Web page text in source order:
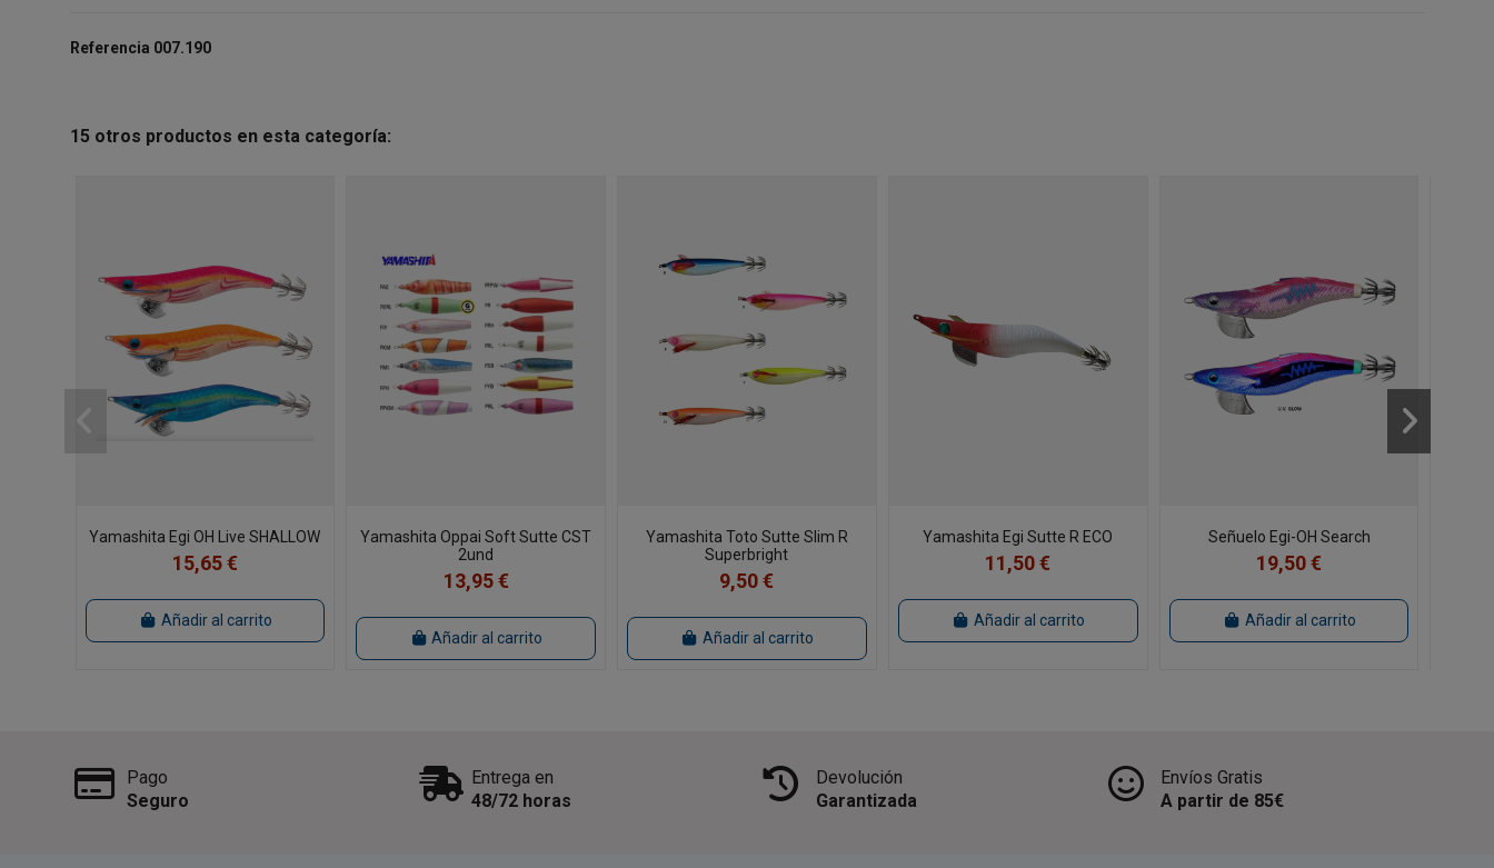
Referencia 007.190
15 otros productos en esta categoría:
Yamashita Egi OH Live SHALLOW
15,65 €
Añadir al carrito
Yamashita Oppai Soft Sutte CST
2und
13,95 €
Añadir al carrito
Yamashita Toto Sutte Slim R
Superbright
9,50 €
Añadir al carrito
Yamashita Egi Sutte R ECO
11,50 €
Añadir al carrito
Señuelo Egi-OH Search
19,50 €
Añadir al carrito
Pago
Seguro
Entrega en
48/72 horas
Devolución
Garantizada
Envíos Gratis
A partir de 85€